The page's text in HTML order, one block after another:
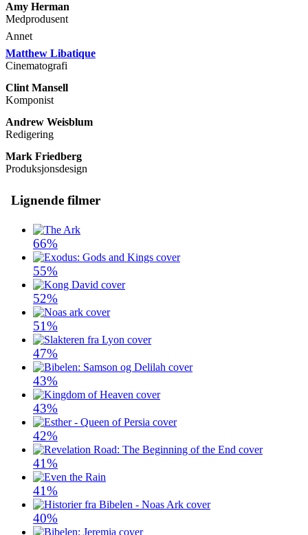
Amy Herman
Medprodusent
Annet
Matthew Libatique
Cinematografi
Clint Mansell
Komponist
Andrew Weisblum
Redigering
Mark Friedberg
Produksjonsdesign
Lignende filmer
66%
55%
52%
51%
47%
43%
43%
42%
41%
41%
40%